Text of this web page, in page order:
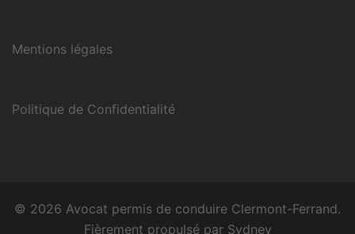
Mentions légales
Politique de Confidentialité
© 2026 Avocat permis de conduire Clermont-Ferrand.
Fièrement propulsé par Sydney